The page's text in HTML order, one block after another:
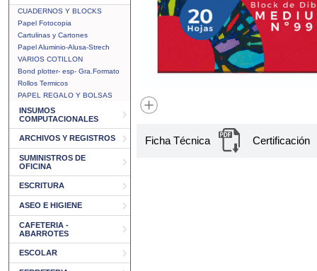
CUADERNOS Y BLOCKS
Papel Fotocopia
Cartulinas y Cartones
Papel Aluminio-Alusa-Strech
VARIOS COTILLON
Bond plotter- esp- Gra.Formato
Rollos Termicos
PAPEL REGALO Y BOLSAS
INSUMOS
COMPUTACIONALES
ARCHIVOS Y REGISTROS
SUMINISTROS DE
OFICINA
ESCRITURA
ASEO E HIGIENE
CAFETERIA -
ABARROTES
ESCOLAR
Ficha Técnica Certificación